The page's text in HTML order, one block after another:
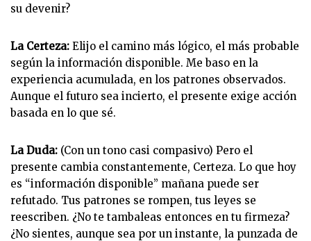
su devenir?
La Certeza: Elijo el camino más lógico, el más probable
según la información disponible. Me baso en la
experiencia acumulada, en los patrones observados.
Aunque el futuro sea incierto, el presente exige acción
basada en lo que sé.
La Duda: (Con un tono casi compasivo) Pero el
presente cambia constantemente, Certeza. Lo que hoy
es “información disponible” mañana puede ser
refutado. Tus patrones se rompen, tus leyes se
reescriben. ¿No te tambaleas entonces en tu firmeza?
¿No sientes, aunque sea por un instante, la punzada de